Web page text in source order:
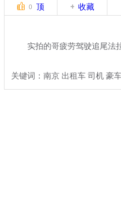
0 顶 收藏
实拍的哥疲劳驾驶追尾法
关键词：南京 出租车 司机 豪